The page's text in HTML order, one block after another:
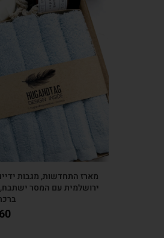
מארז התחדשות, מגבות
ירושלמית עם המסר ישתבח,